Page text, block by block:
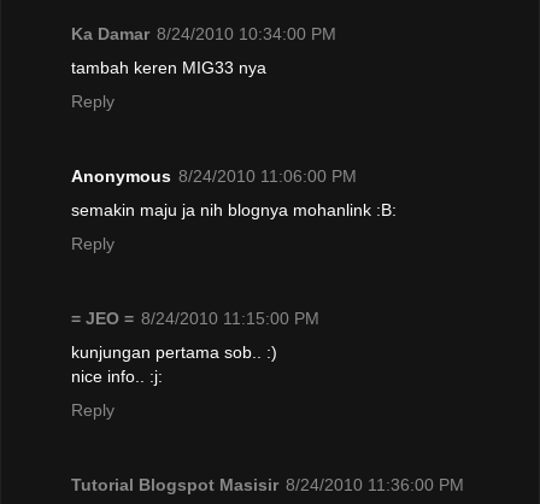
Ka Damar 8/24/2010 10:34:00 PM
tambah keren MIG33 nya
Reply
Anonymous 8/24/2010 11:06:00 PM
semakin maju ja nih blognya mohanlink :B:
Reply
= JEO = 8/24/2010 11:15:00 PM
kunjungan pertama sob.. :)
nice info.. :j:
Reply
Tutorial Blogspot Masisir 8/24/2010 11:36:00 PM